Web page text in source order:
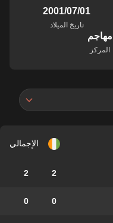
01‏/07‏/2001
تاريخ الميلاد
مهاجم
المركز
الإجمالي
2
2
0
0